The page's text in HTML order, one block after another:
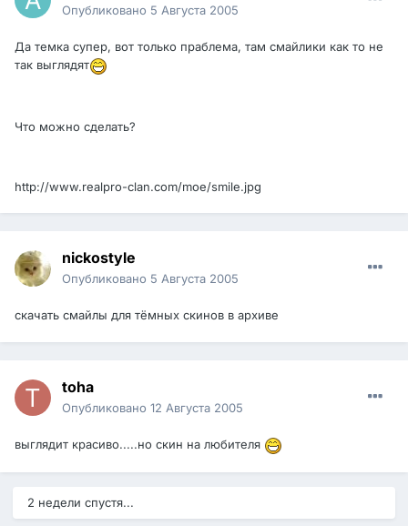
Опубликовано 5 Августа 2005
Да темка супер, вот только праблема, там смайлики как то не
так выглядят
Что можно сделать?
http://www.realpro-clan.com/moe/smile.jpg
nickostyle
Опубликовано 5 Августа 2005
скачать смайлы для тёмных скинов в архиве
toha
Опубликовано 12 Августа 2005
выглядит красиво.....но скин на любителя
2 недели спустя...